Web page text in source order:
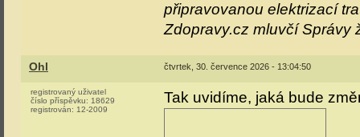
připravovanou elektrizací
Zdopravy.cz mluvčí Správy
Ohl čtvrtek, 30. července 2026 - 13:04:50
registrovaný uživatel
číslo příspěvku: 18629
registrován: 12-2009
Tak uvidíme, jaká bude